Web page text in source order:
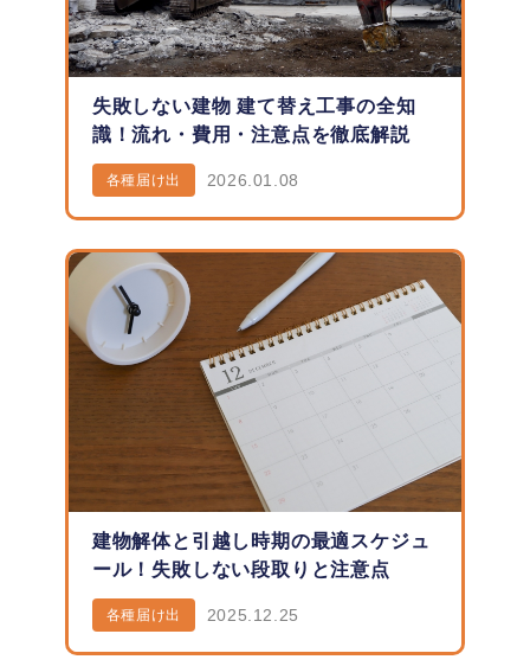
失敗しない建物 建て替え工事の全知
識！流れ・費用・注意点を徹底解説
各種届け出 2026.01.08
建物解体と引越し時期の最適スケジュ
ール！失敗しない段取りと注意点
各種届け出 2025.12.25